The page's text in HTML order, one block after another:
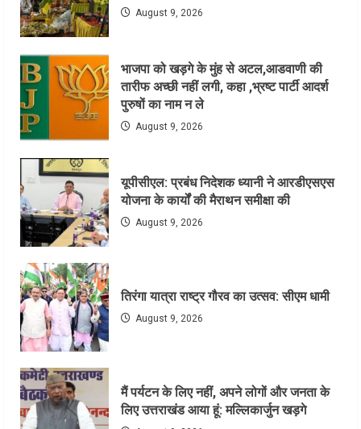
August 9, 2026
भाजपा को खड़गे के मुंह से अटल,आडवाणी की
तारीफ अच्छी नहीं लगी, कहा ,भ्रष्ट पार्टी आदर्श
पुरुषों का नाम न ले
August 9, 2026
यूपीसीएल: प्रबंध निदेशक ध्यानी ने आरडीएसएस
योजना के कार्यों की मैराथन समीक्षा की
August 9, 2026
तिरंगा यात्रा राष्ट्र गौरव का उत्सव: सीएम धामी
August 9, 2026
मैं पर्यटन के लिए नहीं, अपने लोगों और जनता के
लिए उत्तराखंड आया हूं: मल्लिकार्जुन खड़गे